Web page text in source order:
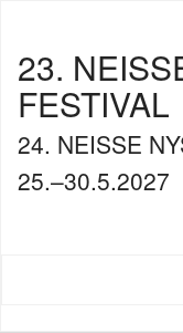
23.
FESTIVAL
24. NEISSE
25.–30.5.2027